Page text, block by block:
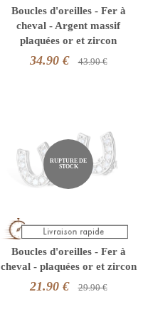
Boucles d'oreilles - Fer à
cheval - Argent massif
plaquées or et zircon
34.90 € 43.90 €
RUPTURE DE
STOCK
Boucles d'oreilles - Fer à
cheval - plaquées or et zircon
21.90 € 29.90 €